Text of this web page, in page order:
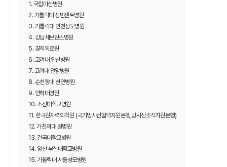
1. 국립마산병원
2. 가톨릭대 성빈센트병원
3. 가톨릭대 인천성모병원
4. 강남세브란스병원
5. 경희의료원
6. 고려대 안산병원
7. 고려대 안암병원
8. 순천향대 천안병원
9. 인하대병원
10. 조선대학교병원
11. 한국원자력의학원 (국가방사선혈액자원은행,방사선조직자원은행)
12. 가천의대 길병원
13. 건국대학교병원
14. 양산 부산대학교병원
15. 가톨릭대 서울성모병원